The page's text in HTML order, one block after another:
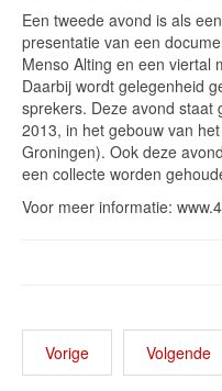
Een tweede avond is als
presentatie van een
Menso Alting en een viertal
Daarbij wordt gelegenheid
sprekers. Deze avond staat
2013, in het gebouw van
Groningen). Ook deze
een collecte worden
Voor meer informatie:
Vorige Volgende